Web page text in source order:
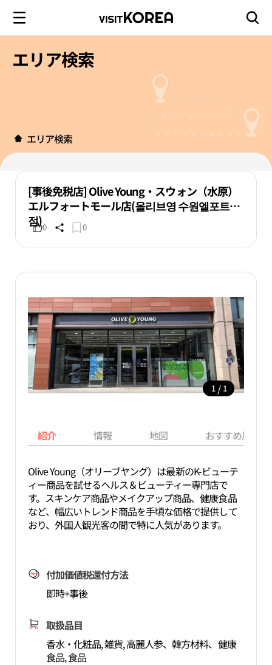
エリア検索
エリア検索
[事後免税店] Olive Young・スウォン（水原）
エルフォートモール店(올리브영 수원엘포트몰
점)0 0
1 / 1
紹介 情報 地図 おすすめ周辺
Olive Young（オリーブヤング）は最新のK-ビューテ
ィー商品を試せるヘルス＆ビューティー専門店で
す。スキンケア商品やメイクアップ商品、健康食品
など、幅広いトレンド商品を手頃な価格で提供して
おり、外国人観光客の間で特に人気があります。
付加価値税還付方法
即時+事後
取扱品目
香水・化粧品, 雑貨, 高麗人参、韓方材料、健康
食品, 食品